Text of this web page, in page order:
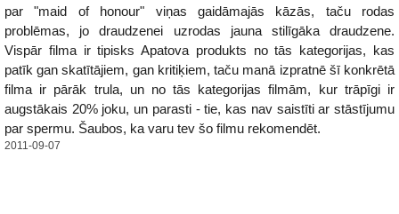
par "maid of honour" viņas gaidāmajās kāzās, taču rodas
problēmas, jo draudzenei uzrodas jauna stilīgāka draudzene.
Vispār filma ir tipisks Apatova produkts no tās kategorijas, kas
patīk gan skatītājiem, gan kritiķiem, taču manā izpratnē šī konkrētā
filma ir pārāk trula, un no tās kategorijas filmām, kur trāpīgi ir
augstākais 20% joku, un parasti - tie, kas nav saistīti ar stāstījumu
par spermu. Šaubos, ka varu tev šo filmu rekomendēt.
2011-09-07